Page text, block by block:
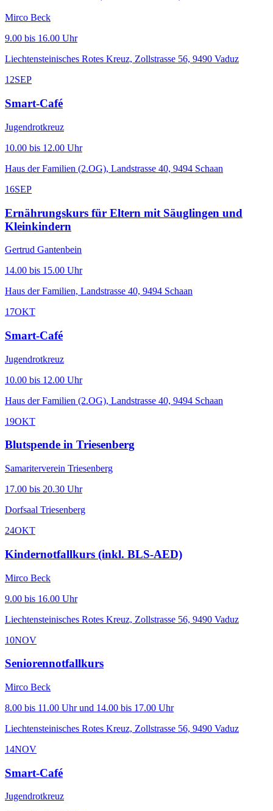
Mirco Beck
9.00 bis 16.00 Uhr
Liechtensteinisches Rotes Kreuz, Zollstrasse 56, 9490 Vaduz
12SEP
Smart-Café
Jugendrotkreuz
10.00 bis 12.00 Uhr
Haus der Familien (2.OG), Landstrasse 40, 9494 Schaan
16SEP
Ernährungskurs für Eltern mit Säuglingen und
Kleinkindern
Gertrud Gantenbein
14.00 bis 15.00 Uhr
Haus der Familien, Landstrasse 40, 9494 Schaan
17OKT
Smart-Café
Jugendrotkreuz
10.00 bis 12.00 Uhr
Haus der Familien (2.OG), Landstrasse 40, 9494 Schaan
19OKT
Blutspende in Triesenberg
Samariterverein Triesenberg
17.00 bis 20.30 Uhr
Dorfsaal Triesenberg
24OKT
Kindernotfallkurs (inkl. BLS-AED)
Mirco Beck
9.00 bis 16.00 Uhr
Liechtensteinisches Rotes Kreuz, Zollstrasse 56, 9490 Vaduz
10NOV
Seniorennotfallkurs
Mirco Beck
8.00 bis 11.00 Uhr und 14.00 bis 17.00 Uhr
Liechtensteinisches Rotes Kreuz, Zollstrasse 56, 9490 Vaduz
14NOV
Smart-Café
Jugendrotkreuz